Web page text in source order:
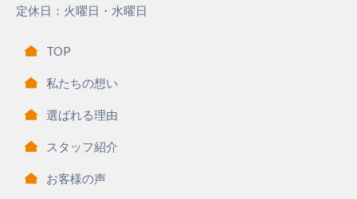
定休日：火曜日・水曜日
TOP
私たちの想い
選ばれる理由
スタッフ紹介
お客様の声